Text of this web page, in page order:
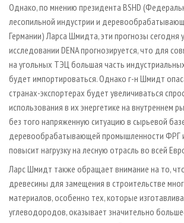
Однако, по мнению президента BSHD
лесопильной индустрии и
Германии) Ларса Шмидта, эти прогнозы сегодня
исследовании DENA прогнозируется, что для
на угольных ТЭЦ большая часть
будет импортироваться. Однако г­-н Шмидт
странах­-экспортерах будет увеличиваться
использования в их энергетике на внутреннем
без того напряженную ситуацию в сырьевой
деревообрабатывающей промышленности ФРГ
повысит нагрузку на лесную отрасль во всей
Ларс Шмидт также обращает внимание на то,
древесины для замещения в строительстве
материалов, особенно тех, которые
углеводородов, оказывает значительно